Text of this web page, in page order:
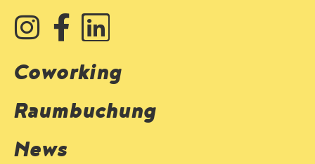
Coworking
Raumbuchung
News